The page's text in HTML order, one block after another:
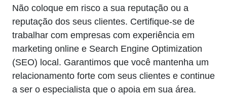
Não coloque em risco a sua reputação ou a
reputação dos seus clientes. Certifique-se de
trabalhar com empresas com experiência em
marketing online e Search Engine Optimization
(SEO) local. Garantimos que você mantenha um
relacionamento forte com seus clientes e continue
a ser o especialista que o apoia em sua área.